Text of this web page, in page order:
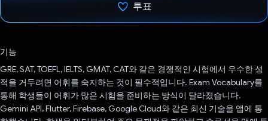
투표
기능
GRE, SAT, TOEFL, IELTS, GMAT, CAT와 같은 경쟁적인 시험에서 우수한 성
적을 거두려면 어휘를 숙지하는 것이 필수적입니다. Exam Vocabulary를
통해 학생들이 어휘가 많은 시험을 준비하는 방식이 달라졌습니다.
Gemini API, Flutter, Firebase, Google Cloud와 같은 최신 기술을 앱에 통